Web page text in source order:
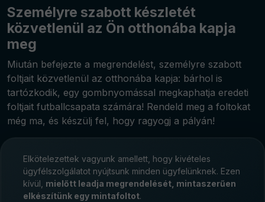
Személyre szabott készletét
közvetlenül az Ön otthonába kapja
meg
Miután befejezte a megrendelést, személyre szabott
foltjait közvetlenül az otthonába kapja: bárhol is
tartózkodik, egy gombnyomással megkaphatja eredeti
foltjait futballcsapata számára! Rendeld meg a foltokat
még ma, és készülj fel, hogy ragyogj a pályán!
Elkötelezettek vagyunk amellett, hogy kivételes
ügyfélszolgálatot nyújtsunk minden ügyfelünknek. Ezen
kívül, mielőtt leadja megrendelését, mintaszerűen
elkészítünk egy mintafoltot.